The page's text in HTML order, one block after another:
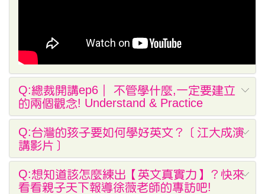
Q:總裁開講ep6｜ 不管學什麼,一定要建立
的兩個觀念! Understand & Practice
Q:台灣的孩子要如何學好英文​？［江大成演
講影片］
Q:想知道該怎麼練出【英文真實力】？快來
看看親子天下報導徐薇老師的專訪吧!